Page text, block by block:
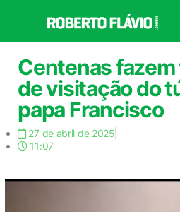
o
conteúdo
Centenas fazem
de visitação do
papa Francisco
27 de abril de 2025
11:07